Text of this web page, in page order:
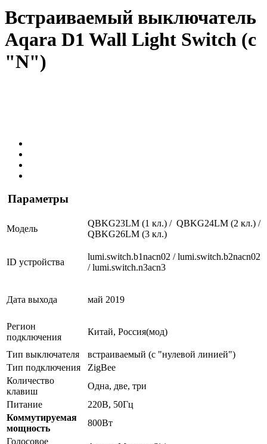
Встраиваемый выключатель
Aqara D1 Wall Light Switch (с
"N")
Параметры
Модель
QBKG23LM (1 кл.) / QBKG24LM (2 кл.) /
QBKG26LM (3 кл.)
ID устройства
lumi.switch.b1nacn02 / lumi.switch.b2nacn02
/ lumi.switch.n3acn3
Дата выхода май 2019
Регион
подключения
Китай, Россия(мод)
Тип выключателя
встраиваемый (с "нулевой линией")
Тип подключения
ZigBee
Количество
клавиш
Одна, две, три
Питание
220В, 50Гц
Коммутируемая
мощность
800Вт
Голосовое